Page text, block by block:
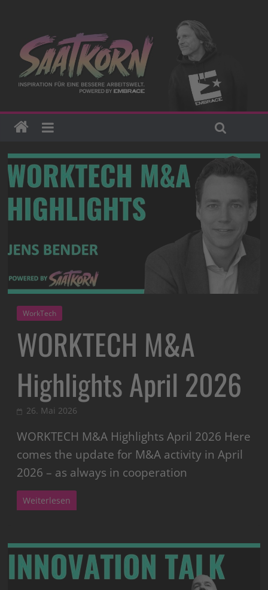
WorkTech
WORKTECH M&A
Highlights April 2026
26. Mai 2026
WORKTECH M&A Highlights April 2026 Here
comes the update for M&A activity in April
2026 – as always in cooperation
Weiterlesen